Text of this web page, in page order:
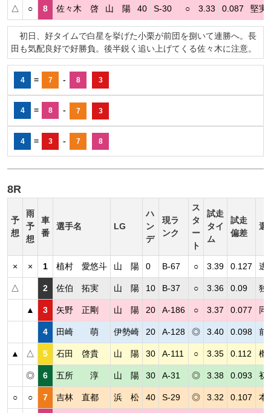
△ ○ 8 佐々木 啓 山 陽 40 S-30 ○ 3.33 0.087 堅実
初日、好タイムで白星を挙げた小栗が前団を捌いて連勝へ。長
田も気配良好で好勝負。後半鋭く追い上げてくる佐々木に注意。
4 = 7 - 8 3
4 = 8 - 7 3
4 = 3 - 7 8
8R
予
想
雨
予
想
車
番
選手名 LG
ハ
ン
デ
現ラ
ンク
ス
タ
ー
ト
試走
タイ
ム
試走
偏差
選
× × 1 植村 愛悠斗 山 陽 0 B-67 ○ 3.39 0.127 逃
△ 2 佐伯 拓実 山 陽 10 B-37 ○ 3.36 0.09 独
▲ 3 矢野 正剛 山 陽 20 A-186 ○ 3.37 0.077 同
4 田崎 萌 伊勢崎 20 A-128 ◎ 3.40 0.098 前
▲ △ 5 石田 啓貴 山 陽 30 A-111 ○ 3.35 0.112 機
◎ 6 五所 淳 山 陽 30 A-31 ◎ 3.38 0.093 初
○ ○ 7 吉林 直都 浜 松 40 S-29 ◎ 3.32 0.107 本